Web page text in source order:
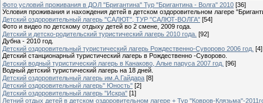
Фото условий проживания в ДОЛ "Бригантина" Тур "Бригантина - Волга" 2010 [36]
Условия проживания и нахождения детей в детском оздоровительном лагере
Детский оздоровительный лагерь "САЛЮТ", ТУР "САЛЮТ-ВОЛГА" [54]
Фото и видео по детскому отдыху детей во 2 смене, 2009 года.
Детский и детско-родительский туристический лагерь 2010 года. [92]
Дубна - 2010 год.
Детский оздоровительный туристический лагерь Рождественно-Суворово 2006 год. [4]
Детский станционарный туристический лагерь в Рождественно -Суворово.
Детский водный туристический лагерь в Канаково, Алые паруса 2007 год. [96]
Водный детский туристический лагерь на 18 дней.
Детский оздоровительный лагерь им.А.Гайдара [8]
Детский оздоровительный лагерь" Юность" [2]
Детский оздоровительный лагерь "Искра" [1]
Летний отдых детей в детском оздоровительном лагере + Тур "Ковров-Клязьма"-